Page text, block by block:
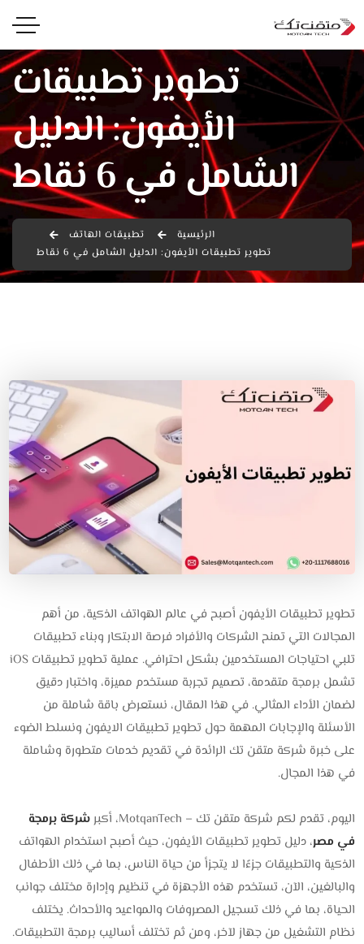
تطوير تطبيقات
الأيفون: الدليل
الشامل في 6 نقاط
الرئيسية
تطبيقات الهاتف
تطوير تطبيقات الأيفون: الدليل الشامل في 6 نقاط
تطوير تطبيقات الأيفون أصبح في عالم الهواتف الذكية، من أهم
المجالات التي تمنح الشركات والأفراد فرصة الابتكار وبناء تطبيقات
تلبي احتياجات المستخدمين بشكل احترافي. عملية تطوير تطبيقات iOS
تشمل برمجة متقدمة، تصميم تجربة مستخدم مميزة، واختبار دقيق
لضمان الأداء المثالي. في هذا المقال، نستعرض باقة شاملة من
الأسئلة والإجابات المهمة حول تطوير تطبيقات الايفون ونسلط الضوء
على خبرة شركة متقن تك الرائدة في تقديم خدمات متطورة وشاملة
في هذا المجال.
اليوم، تقدم لكم شركة متقن تك – MotqanTech، أكبر
شركة برمجة
في مصر، دليل تطوير تطبيقات الأيفون، حيث أصبح استخدام الهواتف
الذكية والتطبيقات جزءًا لا يتجزأ من حياة الناس، بما في ذلك الأطفال
والبالغين، الآن، تستخدم هذه الأجهزة في تنظيم وإدارة مختلف جوانب
الحياة، بما في ذلك تسجيل المصروفات والمواعيد والأحداث. يختلف
نظام التشغيل من جهاز لآخر، ومن ثم تختلف أساليب برمجة التطبيقات.